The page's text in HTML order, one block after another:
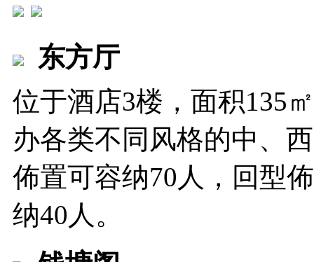
东方厅
位于酒店3楼，面积135
办各类不同风格的中、
佈置可容纳70人，回型
纳40人。